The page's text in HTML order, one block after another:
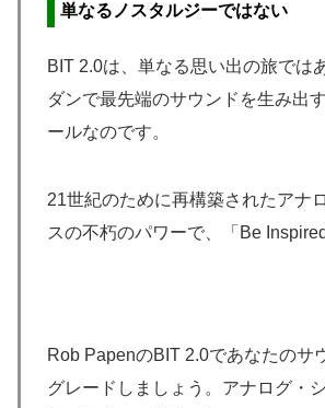
単なるノスタルジーではない
BIT 2.0は、単なる思い出の旅では
ダンで最先端のサウンドを生み出
ールなのです。
21世紀のために再構築されたアナ
スの不朽のパワーで、「Be Inspired
Rob PapenのBIT 2.0であなたのサ
グレードしましょう。アナログ・